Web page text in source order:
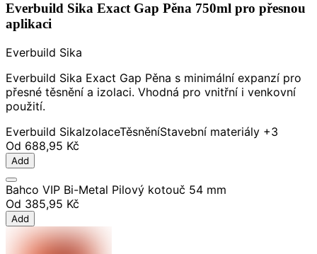
Everbuild Sika Exact Gap Pěna 750ml pro přesnou
aplikaci
Everbuild Sika
Everbuild Sika Exact Gap Pěna s minimální expanzí pro
přesné těsnění a izolaci. Vhodná pro vnitřní i venkovní
použití.
Everbuild SikaIzolaceTěsněníStavební materiály +3
Od 688,95 Kč
Add
Bahco VIP Bi-Metal Pilový kotouč 54 mm
Od 385,95 Kč
Add